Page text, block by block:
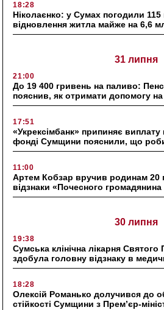
18:28
Ніколаєнко: у Сумах погодили 115
відновлення житла майже на 6,6
31 липня
21:00
До 19 400 гривень на паливо:
пояснив, як отримати допомогу
17:51
«Укрексімбанк» припиняє виплату
фонді Сумщини пояснили, що
11:00
Артем Кобзар вручив родинам 20
відзнаки «Почесного
30 липня
19:38
Сумська клінічна лікарня
здобула головну відзнаку в
18:28
Олексій Романько долучився до
стійкості Сумщини з Прем’єр-